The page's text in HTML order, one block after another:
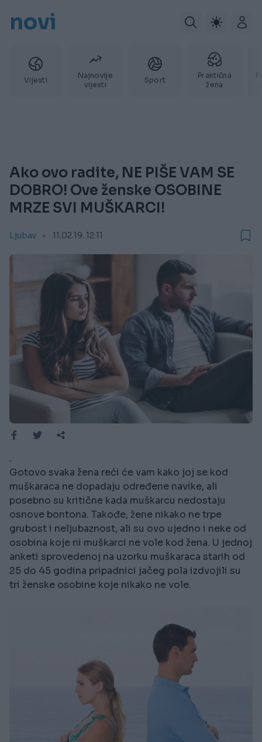
novi
Vijesti
Najnovije
vijesti
Sport
Praktična
žena
Ako ovo radite, NE PIŠE VAM SE
DOBRO! Ove ženske OSOBINE
MRZE SVI MUŠKARCI!
Ljubav 11.02.19. 12:11
.
Gotovo svaka žena reći će vam kako joj se kod
muškaraca ne dopadaju određene navike, ali
posebno su kritične kada muškarcu nedostaju
osnove bontona. Takođe, žene nikako ne trpe
grubost i neljubaznost, ali su ovo ujedno i neke od
osobina koje ni muškarci ne vole kod žena. U jednoj
anketi sprovedenoj na uzorku muškaraca starih od
25 do 45 godina pripadnici jačeg pola izdvojili su
tri ženske osobine koje nikako ne vole.